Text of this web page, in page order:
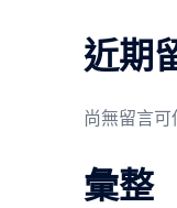
近期
尚無留言可
彙整